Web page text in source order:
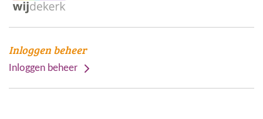
Inloggen beheer
Inloggen beheer